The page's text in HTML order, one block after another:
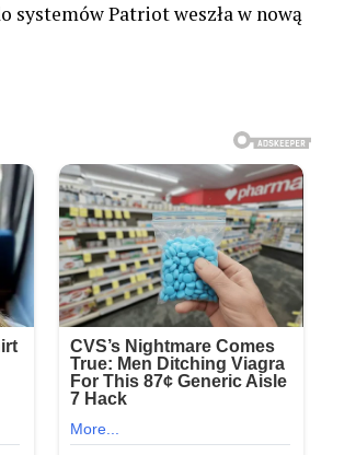
systemów Patriot weszła w nową